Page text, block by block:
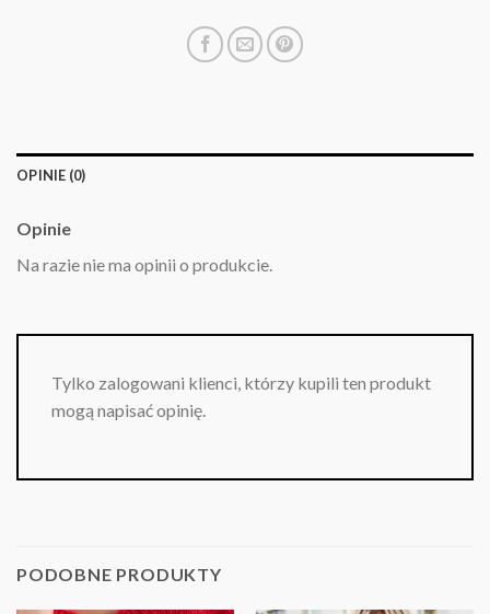
OPINIE (0)
Opinie
Na razie nie ma opinii o produkcie.
Tylko zalogowani klienci, którzy kupili ten produkt
mogą napisać opinię.
PODOBNE PRODUKTY